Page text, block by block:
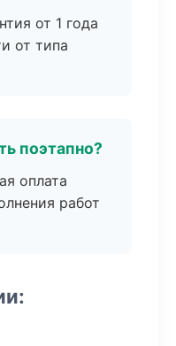
от 1 года
от типа
поэтапно?
оплата
работ